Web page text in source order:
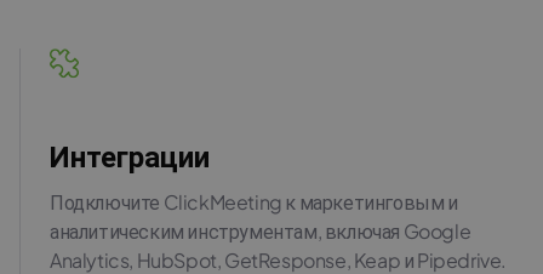
Интеграции
Подключите ClickMeeting к маркетинговым и
аналитическим инструментам, включая Google
Analytics, HubSpot, GetResponse, Keap и Pipedrive.